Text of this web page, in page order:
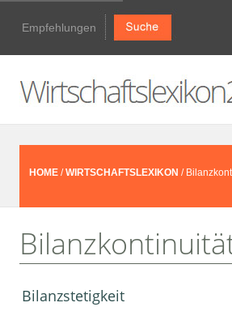
Empfehlungen
HOME /WIRTSCHAFTSLEXIKON /
Bilanzstetigkeit